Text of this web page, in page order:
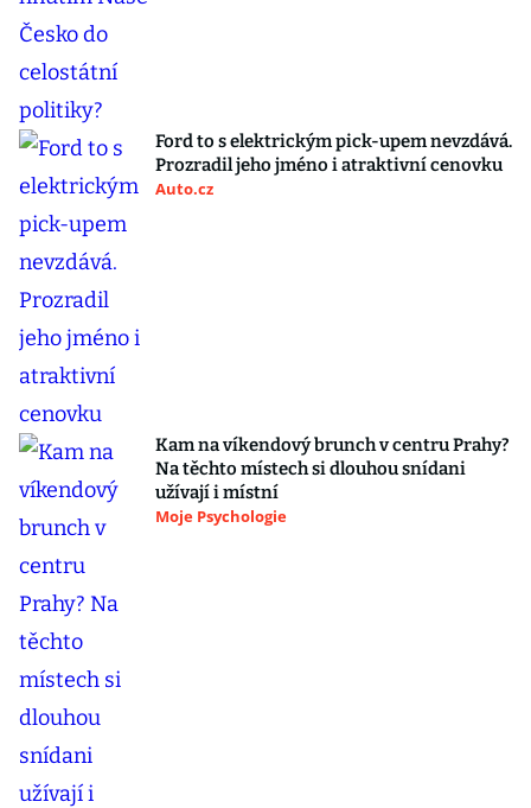
Ford to s elektrickým pick-upem nevzdává.
Prozradil jeho jméno i atraktivní cenovku
Auto.cz
Kam na víkendový brunch v centru Prahy?
Na těchto místech si dlouhou snídani
užívají i místní
Moje Psychologie